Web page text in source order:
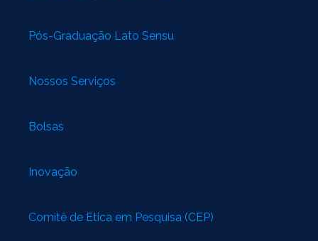
Pós-Graduação Lato Sensu
Nossos Serviços
Bolsas
Inovação
Comitê de Ética em Pesquisa (CEP)